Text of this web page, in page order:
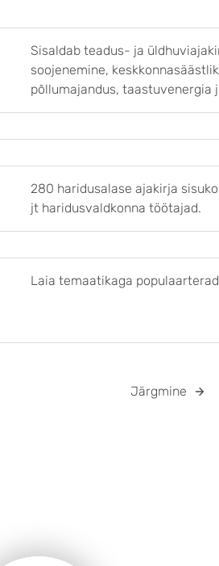
Sisaldab teadus- ja
soojenemine,
põllumajandus, taastuvenergia
280 haridusalase ajakirja
jt haridusvaldkonna töötajad.
Laia temaatikaga
Järgmine